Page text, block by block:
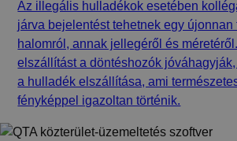
Az illegális hulladékok esetében
járva bejelentést tehetnek egy újonnan
halomról, annak jellegéről és
elszállítást a döntéshozók
a hulladék elszállítása, ami
fényképpel igazoltan történik.